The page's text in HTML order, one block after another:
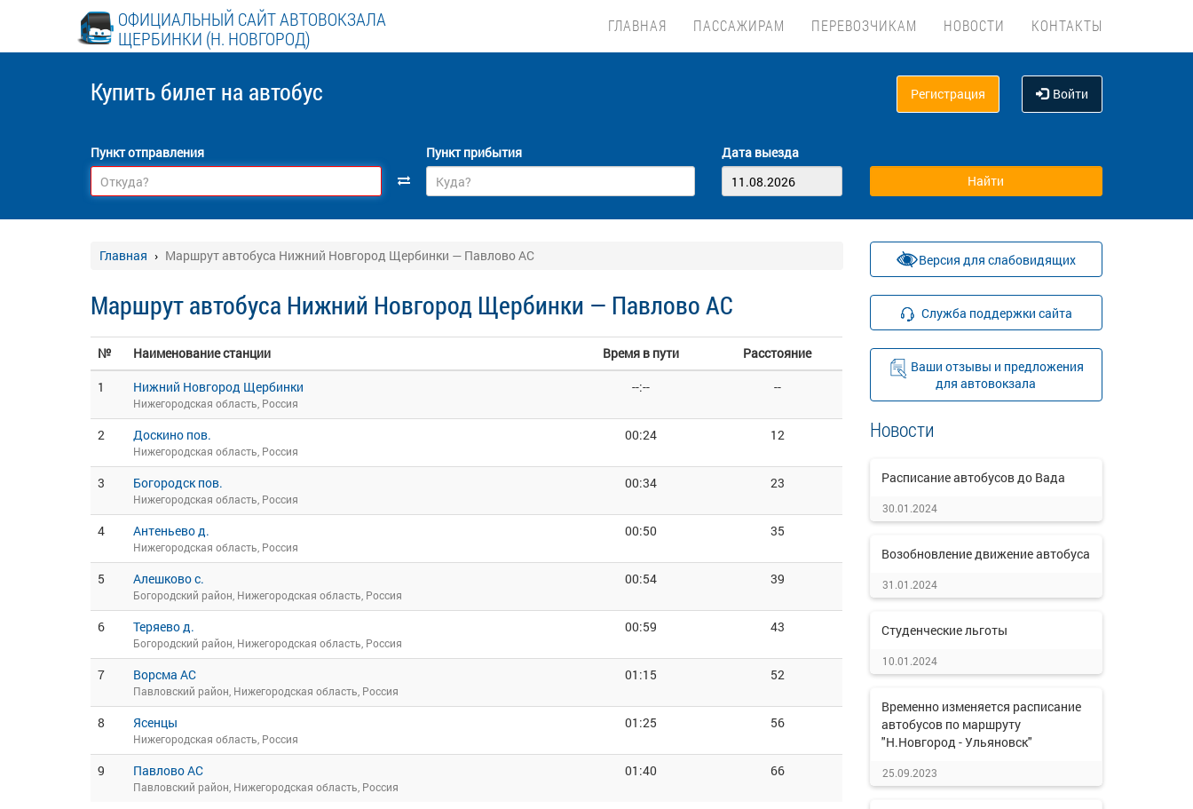
ОФИЦИАЛЬНЫЙ САЙТ АВТОВОКЗАЛА
ЩЕРБИНКИ (Н. НОВГОРОД)
ГЛАВНАЯ ПАССАЖИРАМ ПЕРЕВОЗЧИКАМ НОВОСТИ КОНТАКТЫ
Купить билет на автобус Регистрация Войти
Пункт отправления Пункт прибытия Дата выезда
Главная Маршрут автобуса Нижний Новгород Щербинки — Павлово АС
Маршрут автобуса Нижний Новгород Щербинки — Павлово АС
№ Наименование станции Время в пути
Расстояние
1
Нижний Новгород Щербинки
Нижегородская область, Россия
--:-- --
2 Доскино пов.
Нижегородская область, Россия
00:24 12
3 Богородск пов.
Нижегородская область, Россия
00:34 23
4 Антеньево д.
Нижегородская область, Россия
00:50 35
5 Алешково с.
Богородский район, Нижегородская область, Россия
00:54 39
6 Теряево д.
Богородский район, Нижегородская область, Россия
00:59 43
7 Ворсма АС
Павловский район, Нижегородская область, Россия
01:15 52
8 Ясенцы
Нижегородская область, Россия
01:25 56
9 Павлово АС
Павловский район, Нижегородская область, Россия
01:40 66
Версия для слабовидящих
Служба поддержки сайта
Ваши отзывы и предложения
для автовокзала
Новости
Расписание автобусов до Вада
30.01.2024
Возобновление движение автобуса
31.01.2024
Студенческие льготы
10.01.2024
Временно изменяется расписание
автобусов по маршруту
"Н.Новгород - Ульяновск"
25.09.2023